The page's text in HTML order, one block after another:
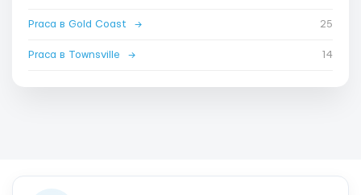
Praca в Gold Coast → 25
Praca в Townsville → 14